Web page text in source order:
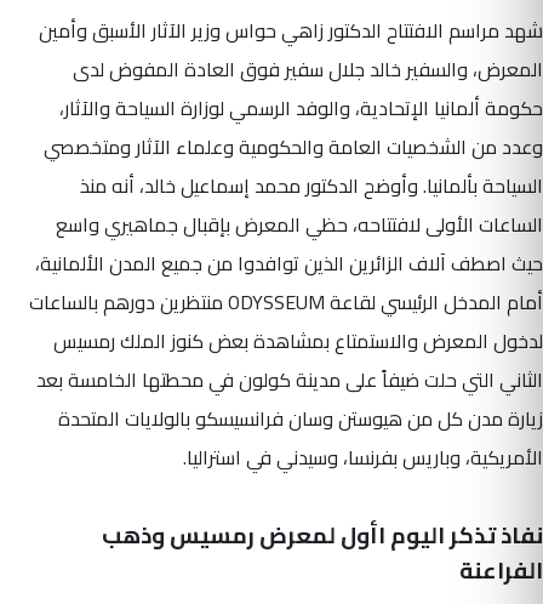
شهد مراسم الافتتاح الدكتور زاهي حواس وزير الآثار الأسبق وأمين
المعرض، والسفير خالد جلال سفير فوق العادة المفوض لدى
حكومة ألمانيا الإتحادية، والوفد الرسمي لوزارة السياحة والآثار،
وعدد من الشخصيات العامة والحكومية وعلماء الآثار ومتخصصي
السياحة بألمانيا. وأوضح الدكتور محمد إسماعيل خالد، أنه منذ
الساعات الأولى لافتتاحه، حظي المعرض بإقبال جماهيري واسع
حيث اصطف آلاف الزائرين الذين توافدوا من جميع المدن الألمانية،
أمام المدخل الرئيسي لقاعة ODYSSEUM منتظرين دورهم بالساعات
لدخول المعرض والاستمتاع بمشاهدة بعض كنوز الملك رمسيس
الثاني التي حلت ضيفاً على مدينة كولون في محطتها الخامسة بعد
زيارة مدن كل من هيوستن وسان فرانسيسكو بالولايات المتحدة
الأمريكية، وباريس بفرنسا، وسيدني في استراليا.
نفاذ تذكر اليوم اأول لمعرض رمسيس وذهب
الفراعنة